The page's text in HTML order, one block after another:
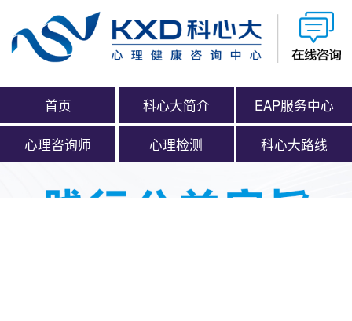
首页 科心大简介 EAP服务中心
心理咨询师 心理检测 科心大路线